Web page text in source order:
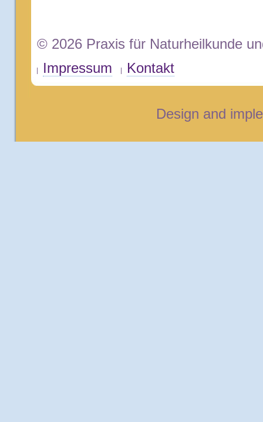
© 2026 Praxis für Naturheilkunde
Impressum
Kontakt
Design and